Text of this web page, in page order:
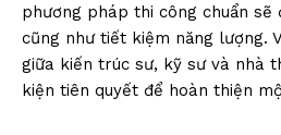
phương pháp thi công chuẩn
cũng như tiết kiệm năng lượng.
giữa kiến trúc sư, kỹ sư và nhà
kiện tiên quyết để hoàn thiện